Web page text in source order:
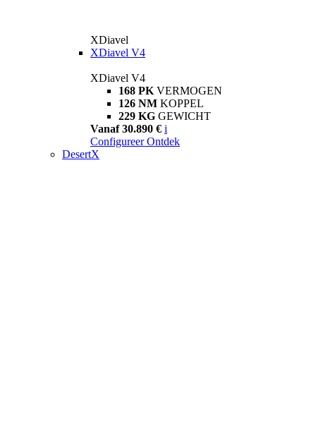
XDiavel
XDiavel V4
XDiavel V4
168 PK VERMOGEN
126 NM KOPPEL
229 KG GEWICHT
Vanaf 30.890 € i
Configureer Ontdek
DesertX